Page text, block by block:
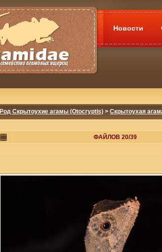
Новости
Род Скрытоухие агамы (Otocryptis) > Скрытоухая
ФАЙЛОВ 20/39